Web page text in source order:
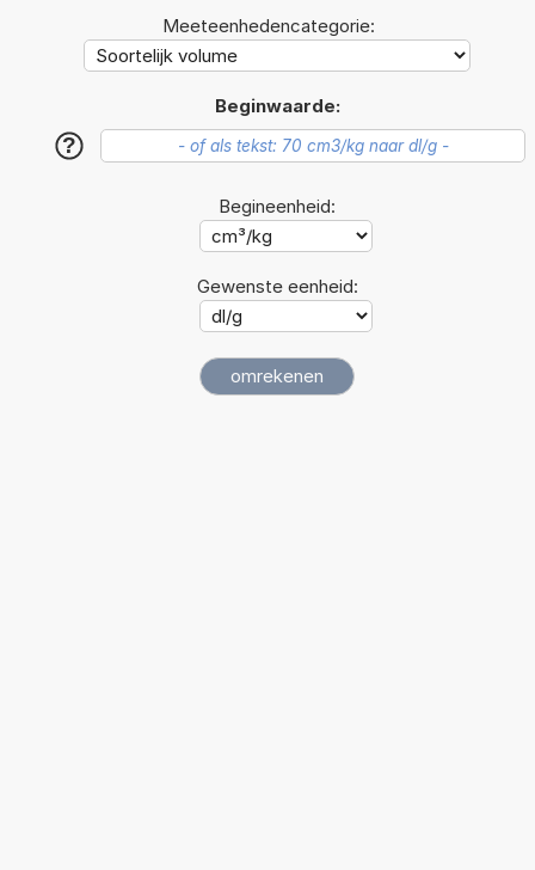
Meeteenhedencategorie:
Beginwaarde:
?
Begineenheid:
Gewenste eenheid: